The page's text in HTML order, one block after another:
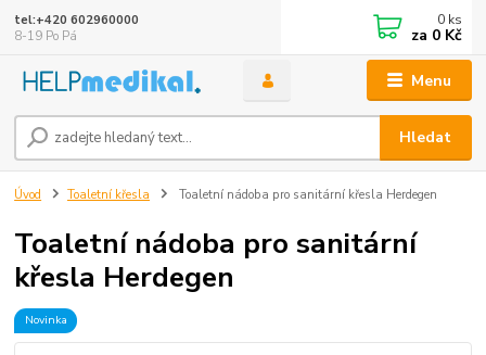
Menu
Hledat
tel:+420 602960000
8-19 Po Pá
0 ks
za 0 Kč
Úvod Toaletní křesla Toaletní nádoba pro sanitární křesla Herdegen
Toaletní nádoba pro sanitární
křesla Herdegen
Novinka